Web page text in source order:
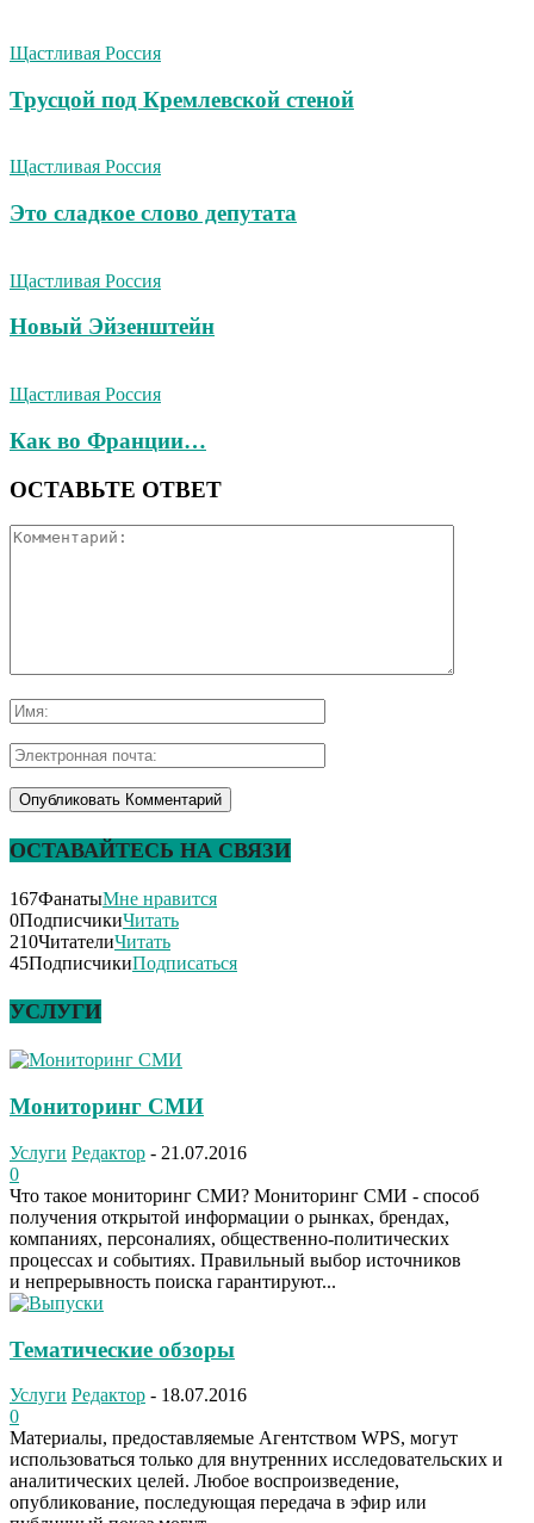
Щастливая Россия
Трусцой под Кремлевской стеной
Щастливая Россия
Это сладкое слово депутата
Щастливая Россия
Новый Эйзенштейн
Щастливая Россия
Как во Франции…
ОСТАВЬТЕ ОТВЕТ
ОСТАВАЙТЕСЬ НА СВЯЗИ
167ФанатыМне нравится
0ПодписчикиЧитать
210ЧитателиЧитать
45ПодписчикиПодписаться
УСЛУГИ
Мониторинг СМИ
Услуги Редактор - 21.07.2016
0
Что такое мониторинг СМИ? Мониторинг СМИ - способ
получения открытой информации о рынках, брендах,
компаниях, персоналиях, общественно-политических
процессах и событиях. Правильный выбор источников
и непрерывность поиска гарантируют...
Тематические обзоры
Услуги Редактор - 18.07.2016
0
Материалы, предоставляемые Агентством WPS, могут
использоваться только для внутренних исследовательских и
аналитических целей. Любое воспроизведение,
опубликование, последующая передача в эфир или